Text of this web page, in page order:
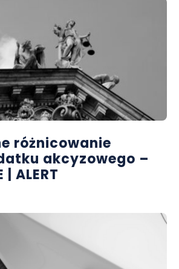
różnicowanie
akcyzowego –
ALERT